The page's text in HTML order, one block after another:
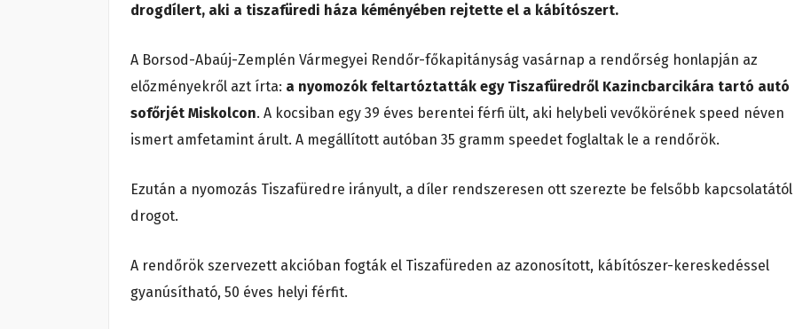
drogdílert, aki a tiszafüredi háza kéményében rejtette el a kábítószert.
A Borsod-Abaúj-Zemplén Vármegyei Rendőr-főkapitányság vasárnap a rendőrség honlapján az
előzményekről azt írta: a nyomozók feltartóztatták egy Tiszafüredről Kazincbarcikára tartó autó
sofőrjét Miskolcon. A kocsiban egy 39 éves berentei férfi ült, aki helybeli vevőkörének speed néven
ismert amfetamint árult. A megállított autóban 35 gramm speedet foglaltak le a rendőrök.
Ezután a nyomozás Tiszafüredre irányult, a díler rendszeresen ott szerezte be felsőbb kapcsolatától
drogot.
A rendőrök szervezett akcióban fogták el Tiszafüreden az azonosított, kábítószer-kereskedéssel
gyanúsítható, 50 éves helyi férfit.